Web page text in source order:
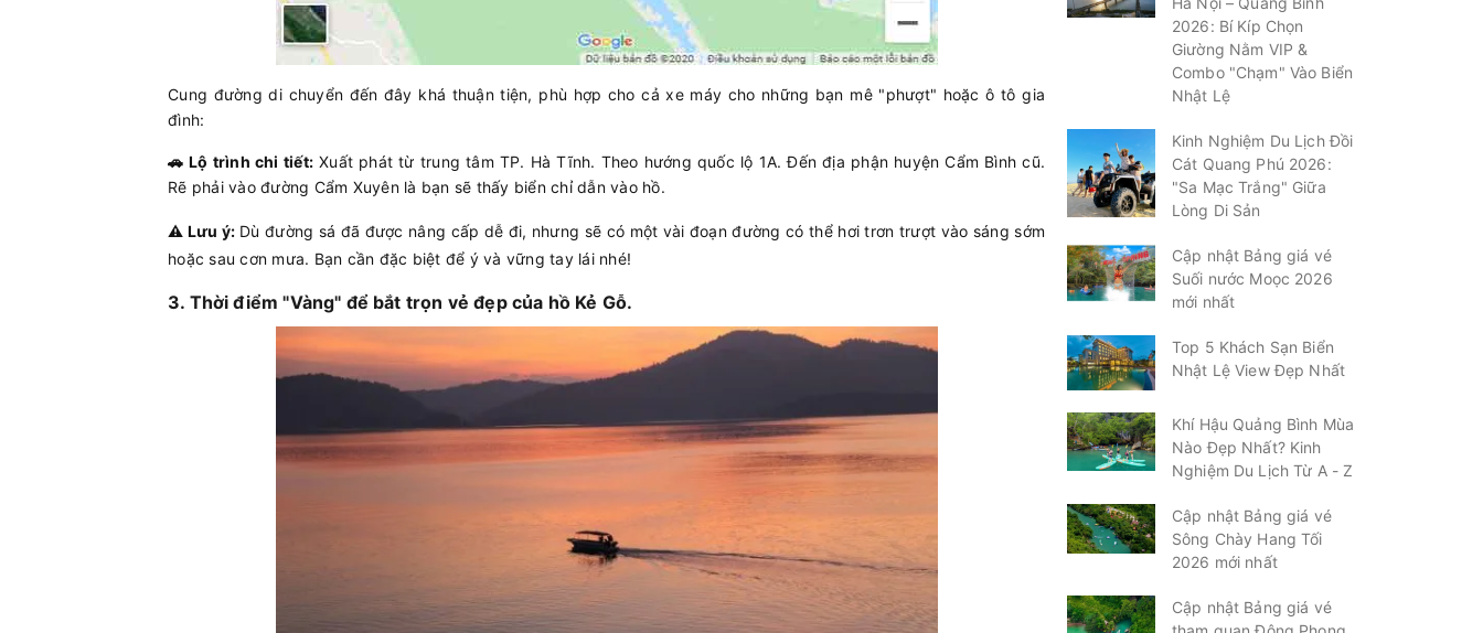
Cung đường di chuyển đến đây khá thuận tiện, phù hợp cho cả xe máy cho những bạn mê "phượt" hoặc ô tô gia
đình:
🚗 Lộ trình chi tiết: Xuất phát từ trung tâm TP. Hà Tĩnh. Theo hướng quốc lộ 1A. Đến địa phận huyện Cẩm Bình cũ.
Rẽ phải vào đường Cẩm Xuyên là bạn sẽ thấy biển chỉ dẫn vào hồ.
⚠️ Lưu ý: Dù đường sá đã được nâng cấp dễ đi, nhưng sẽ có một vài đoạn đường có thể hơi trơn trượt vào sáng sớm
hoặc sau cơn mưa. Bạn cần đặc biệt để ý và vững tay lái nhé!
3. Thời điểm "Vàng" để bắt trọn vẻ đẹp của hồ Kẻ Gỗ.
2026: Bí Kíp Chọn
Giường Nằm VIP &
Combo "Chạm" Vào Biển
Nhật Lệ
Kinh Nghiệm Du Lịch Đồi
Cát Quang Phú 2026:
"Sa Mạc Trắng" Giữa
Lòng Di Sản
Cập nhật Bảng giá vé
Suối nước Moọc 2026
mới nhất
Top 5 Khách Sạn Biển
Nhật Lệ View Đẹp Nhất
Khí Hậu Quảng Bình Mùa
Nào Đẹp Nhất? Kinh
Nghiệm Du Lịch Từ A - Z
Cập nhật Bảng giá vé
Sông Chày Hang Tối
2026 mới nhất
Cập nhật Bảng giá vé